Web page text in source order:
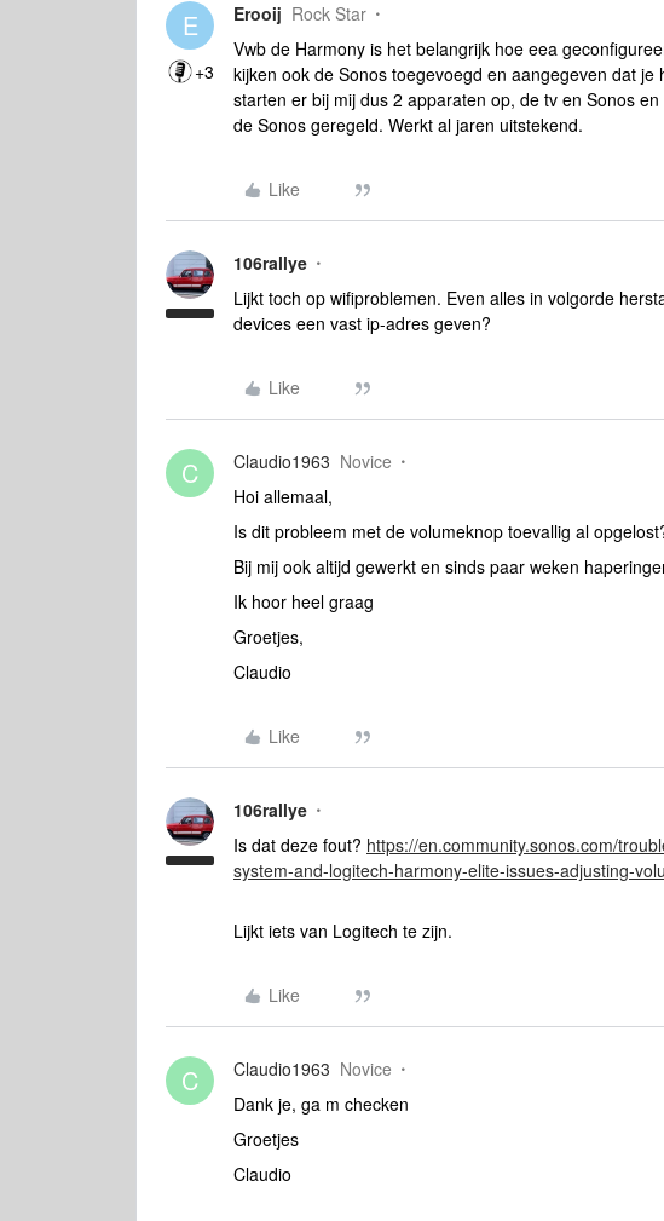
E
+3
Erooij Rock Star
Vwb de Harmony is het belangrijk hoe eea
kijken ook de Sonos toegevoegd en aangegeven dat
starten er bij mij dus 2 apparaten op, de tv en Sonos
de Sonos geregeld. Werkt al jaren uitstekend.
Like
106rallye
Lijkt toch op wifiproblemen. Even alles in volgorde
devices een vast ip-adres geven?
Like
C Claudio1963 Novice
Hoi allemaal,
Is dit probleem met de volumeknop toevallig al
Bij mij ook altijd gewerkt en sinds paar weken
Ik hoor heel graag
Groetjes,
Claudio
Like
106rallye
Is dat deze fout? https://en.community.sonos.com/
system-and-logitech-harmony-elite-issues-adjusting-
Lijkt iets van Logitech te zijn.
Like
C Claudio1963 Novice
Dank je, ga m checken
Groetjes
Claudio